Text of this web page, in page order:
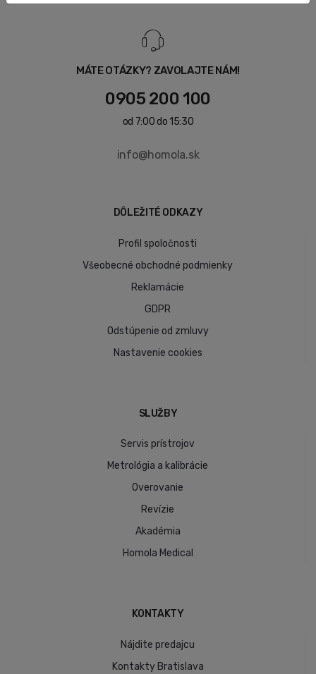
MÁTE OTÁZKY? ZAVOLAJTE NÁM!
0905 200 100
od 7:00 do 15:30
info@homola.sk
DÔLEŽITÉ ODKAZY
Profil spoločnosti
Všeobecné obchodné podmienky
Reklamácie
GDPR
Odstúpenie od zmluvy
Nastavenie cookies
SLUŽBY
Servis prístrojov
Metrológia a kalibrácie
Overovanie
Revízie
Akadémia
Homola Medical
KONTAKTY
Nájdite predajcu
Kontakty Bratislava